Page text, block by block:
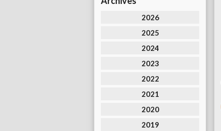
2026
2025
2024
2023
2022
2021
2020
2019